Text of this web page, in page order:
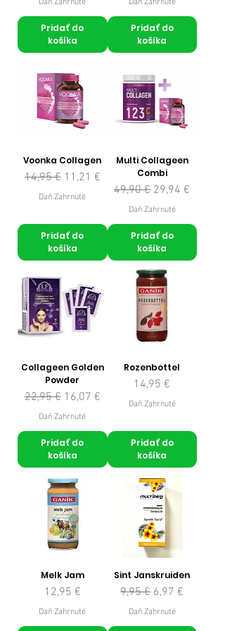
Daň Zahrnuté
Pridať do
košíka
Daň Zahrnuté
Pridať do
košíka
Voonka Collagen
Normálna cena
14,95 € Zľavnená cena
11,21 €
Daň Zahrnuté
Pridať do
košíka
Multi Collageen
Combi
Normálna cena
49,90 € Zľavnená cena
29,94 €
Daň Zahrnuté
Pridať do
košíka
Collageen Golden
Powder
Normálna cena
22,95 € Zľavnená cena
16,07 €
Daň Zahrnuté
Pridať do
košíka
Rozenbottel
Cena
14,95 €
Daň Zahrnuté
Pridať do
košíka
Melk Jam
Cena
12,95 €
Daň Zahrnuté
Sint Janskruiden
Normálna cena
9,95 € Zľavnená cena
6,97 €
Daň Zahrnuté